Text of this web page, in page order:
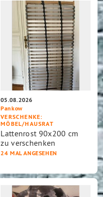
05.08.2026
Pankow
VERSCHENKE:
MÖBEL/HAUSRAT
Lattenrost 90x200 cm
zu verschenken
24 MAL ANGESEHEN